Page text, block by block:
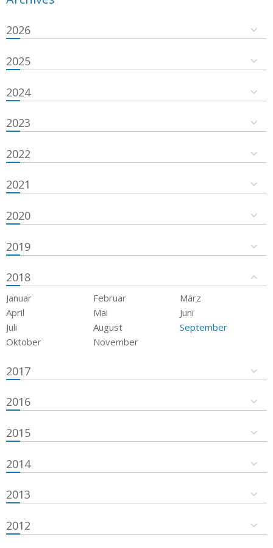
2026
2025
2024
2023
2022
2021
2020
2019
2018
Januar Februar
März
April
Mai
Juni
Juli
August
September
Oktober
November
2017
2016
2015
2014
2013
2012